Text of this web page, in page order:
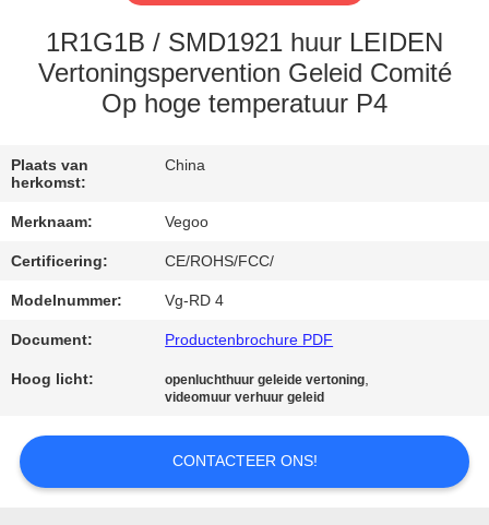
FABRIEKSTOCHT
KWALITEITSCONTROLE
NEEM
ONS
OP
NIEUWS
VRAAG
EEN
1R1G1B / SMD1921 huur LEIDEN
Vertoningspervention Geleid Comité
Op hoge temperatuur P4
Plaats van
herkomst:
China
Merknaam: Vegoo
Certificering: CE/ROHS/FCC/
Modelnummer: Vg-RD 4
Document: Productenbrochure PDF
Hoog licht: openluchthuur geleide vertoning,
videomuur verhuur geleid
CONTACTEER ONS!